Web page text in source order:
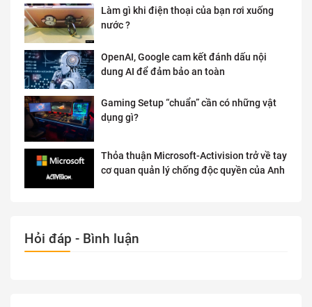
Làm gì khi điện thoại của bạn rơi xuống
nước ?
OpenAI, Google cam kết đánh dấu nội
dung AI để đảm bảo an toàn
Gaming Setup “chuẩn” cần có những vật
dụng gì?
Thỏa thuận Microsoft-Activision trở về tay
cơ quan quản lý chống độc quyền của Anh
Hỏi đáp - Bình luận